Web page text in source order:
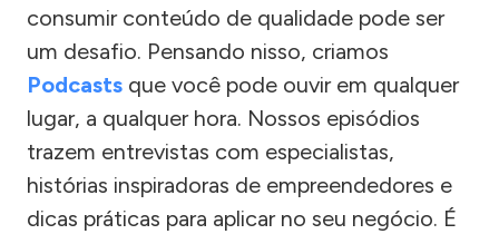
consumir conteúdo de qualidade pode ser
um desafio. Pensando nisso, criamos
Podcasts que você pode ouvir em qualquer
lugar, a qualquer hora. Nossos episódios
trazem entrevistas com especialistas,
histórias inspiradoras de empreendedores e
dicas práticas para aplicar no seu negócio. É